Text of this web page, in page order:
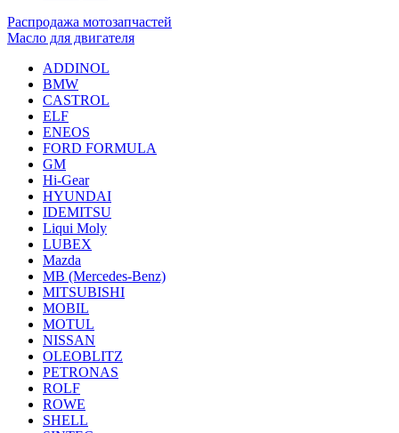
Распродажа мотозапчастей
Масло для двигателя
ADDINOL
BMW
CASTROL
ELF
ENEOS
FORD FORMULA
GM
Hi-Gear
HYUNDAI
IDEMITSU
Liqui Moly
LUBEX
Mazda
MB (Mercedes-Вenz)
MITSUBISHI
MOBIL
MOTUL
NISSAN
OLEOBLITZ
PETRONAS
ROLF
ROWE
SHELL